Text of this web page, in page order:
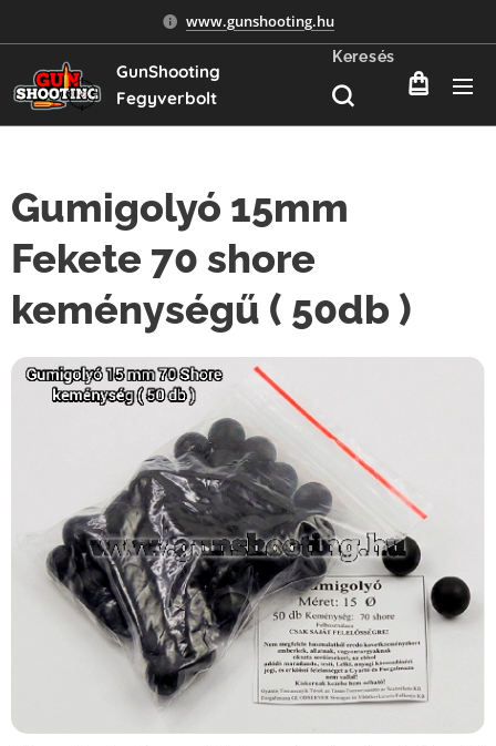
www.gunshooting.hu
GunShooting
Fegyverbolt
Keresés
Gumigolyó 15mm
Fekete 70 shore
keménységű ( 50db )